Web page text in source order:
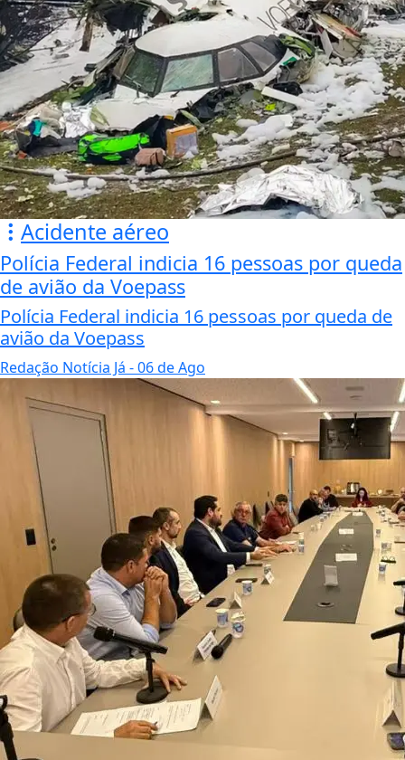
Acidente aéreo
Polícia Federal indicia 16 pessoas por queda
de avião da Voepass
Polícia Federal indicia 16 pessoas por queda de
avião da Voepass
Redação Notícia Já - 06 de Ago